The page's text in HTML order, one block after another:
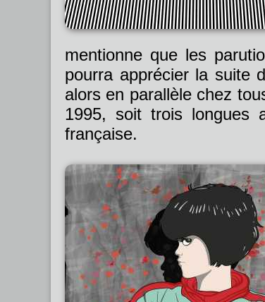
mentionne que les
pourra apprécier la suite
alors en parallèle chez
1995, soit trois longues
française.